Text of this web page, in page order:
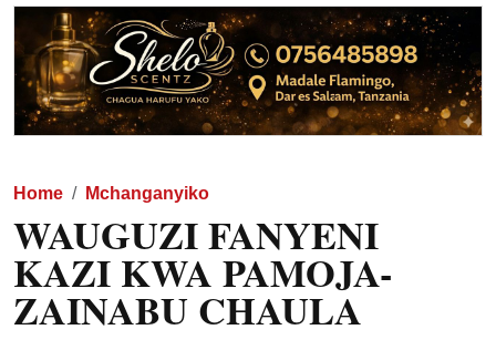
Home Mchanganyiko
WAUGUZI FANYENI
KAZI KWA PAMOJA-
ZAINABU CHAULA